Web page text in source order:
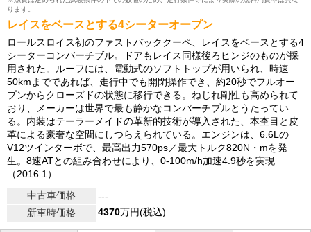
ります。
レイスをベースとする4シーターオープン
ロールスロイス初のファストバッククーペ、レイスをベースとする4
シーターコンバーチブル。ドアもレイス同様後ろヒンジのものが採
用された。ルーフには、電動式のソフトトップが用いられ、時速
50kmまでであれば、走行中でも開閉操作でき、約20秒でフルオー
プンからクローズドの状態に移行できる。ねじれ剛性も高められて
おり、メーカーは世界で最も静かなコンバーチブルとうたってい
る。内装はテーラーメイドの革新的技術が導入された、本杢目と皮
革による豪奢な空間にしつらえられている。エンジンは、6.6Lの
V12ツインターボで、最高出力570ps／最大トルク820N・mを発
生。8速ATとの組み合わせにより、0-100m/h加速4.9秒を実現
（2016.1）
中古車価格
---
新車時価格
4370万円(税込)